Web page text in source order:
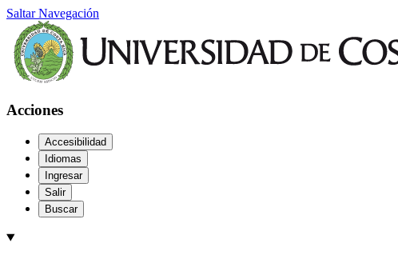
Saltar Navegación
Acciones
Accesibilidad
Idiomas
Ingresar
Salir
Buscar